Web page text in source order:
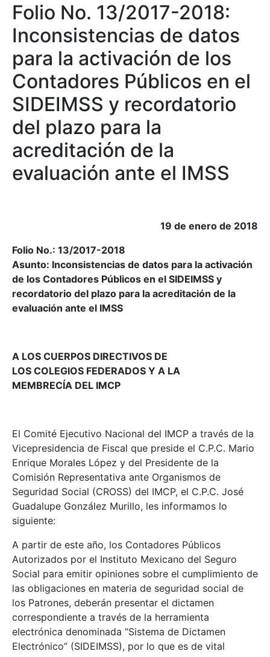
Folio No. 13/2017-2018:
Inconsistencias de datos
para la activación de los
Contadores Públicos en el
SIDEIMSS y recordatorio
del plazo para la
acreditación de la
evaluación ante el IMSS
19 de enero de 2018
Folio No.: 13/2017-2018
Asunto: Inconsistencias de datos para la activación
de los Contadores Públicos en el SIDEIMSS y
recordatorio del plazo para la acreditación de la
evaluación ante el IMSS
A LOS CUERPOS DIRECTIVOS DE
LOS COLEGIOS FEDERADOS Y A LA
MEMBRECÍA DEL IMCP
El Comité Ejecutivo Nacional del IMCP a través de la
Vicepresidencia de Fiscal que preside el C.P.C. Mario
Enrique Morales López y del Presidente de la
Comisión Representativa ante Organismos de
Seguridad Social (CROSS) del IMCP, el C.P.C. José
Guadalupe González Murillo, les informamos lo
siguiente:
A partir de este año, los Contadores Públicos
Autorizados por el Instituto Mexicano del Seguro
Social para emitir opiniones sobre el cumplimiento de
las obligaciones en materia de seguridad social de
los Patrones, deberán presentar el dictamen
correspondiente a través de la herramienta
electrónica denominada “Sistema de Dictamen
Electrónico” (SIDEIMSS), por lo que es de vital